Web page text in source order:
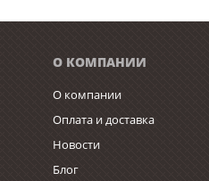
О КОМПАНИИ
О компании
Оплата и доставка
Новости
Блог